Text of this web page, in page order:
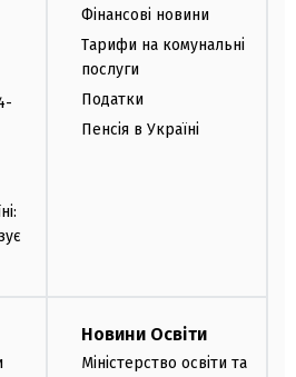
Фінансові новини
Тарифи на комунальні
послуги
Податки
Пенсія в Україні
Новини Освіти
Міністерство освіти та